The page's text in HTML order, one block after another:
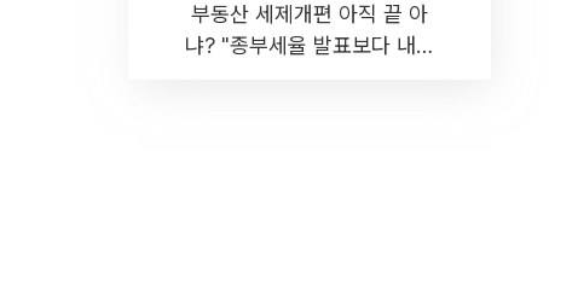
부동산 세제개편 아직 끝 아
냐? "종부세율 발표보다 내릴